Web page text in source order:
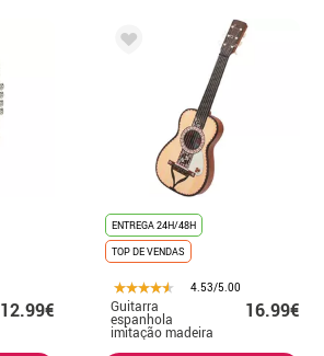
12.99€
ENTREGA 24H/48H
TOP DE VENDAS
4.53/5.00
Guitarra
espanhola
imitação madeira
63x21x5.5 cm
16.99€